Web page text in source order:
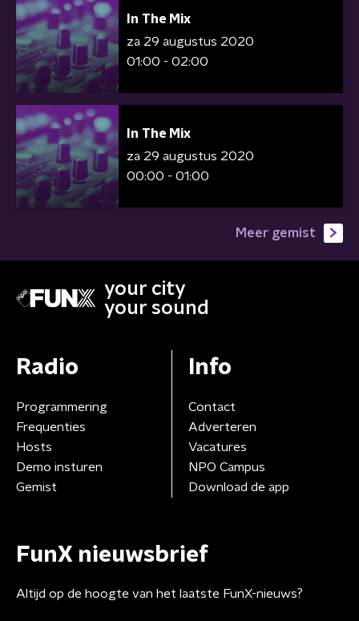
In The Mix
za 29 augustus 2020
01:00 - 02:00
In The Mix
za 29 augustus 2020
00:00 - 01:00
Meer gemist
your city
your sound
Radio
Programmering
Frequenties
Hosts
Demo insturen
Gemist
Info
Contact
Adverteren
Vacatures
NPO Campus
Download de app
FunX nieuwsbrief
Altijd op de hoogte van het laatste FunX-nieuws?